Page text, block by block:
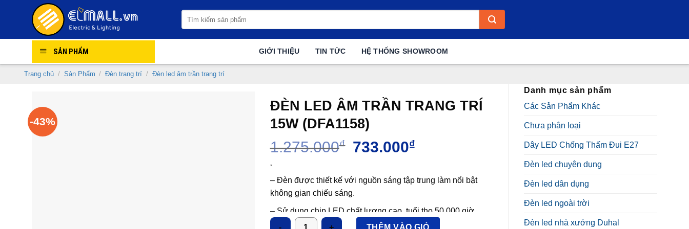
kiếm:
SẢN PHẨM GIỚI THIỆU TIN TỨC HỆ THỐNG SHOWROOM
Trang chủ / Sản Phẩm / Đèn trang trí / Đèn led âm trần trang trí
Danh mục sản phẩm
Các Sản Phẩm Khác
Chưa phân loại
Dây LED Chống Thấm Đui E27
Đèn led chuyên dụng
Đèn led dân dụng
Đèn led ngoài trời
Đèn led nhà xưởng Duhal
-43%
ĐÈN LED ÂM TRẦN TRANG TRÍ
15W (DFA1158)
1.275.000₫
Giá
gốc
1.275.000₫.
733.000₫Giá
là:
‘
– Đèn được thiết kế với nguồn sáng tập trung làm nổi bật
không gian chiếu sáng.
– Sử dụng chip LED chất lượng cao, tuổi thọ 50.000 giờ,
Số lượng
THÊM VÀO GIỎ